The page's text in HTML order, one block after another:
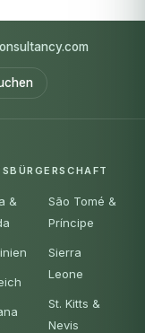
&
São Tomé &
Príncipe
Sierra
Leone
St. Kitts &
Nevis